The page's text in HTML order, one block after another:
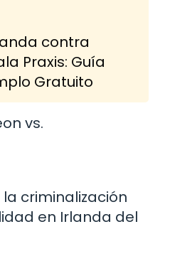
contra
Praxis: Guía
Gratuito
vs.
criminalización
en Irlanda del